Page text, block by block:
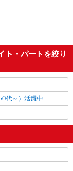
ト・パートを絞り
代～）活躍中